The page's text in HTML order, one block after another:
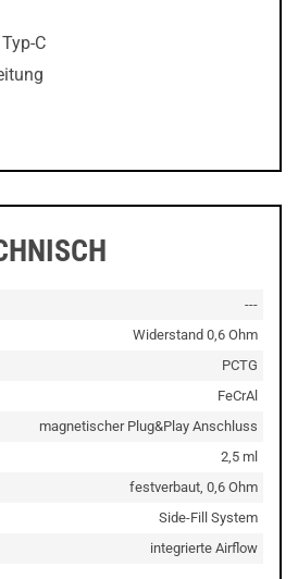
C
---
Widerstand 0,6 Ohm
PCTG
FeCrAl
magnetischer Plug&Play Anschluss
2,5 ml
festverbaut, 0,6 Ohm
Side-Fill System
integrierte Airflow